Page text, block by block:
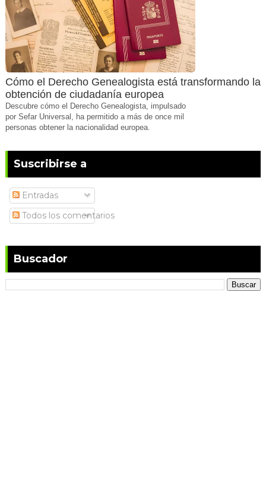
Cómo el Derecho Genealogista está transformando la
obtención de ciudadanía europea
Descubre cómo el Derecho Genealogista, impulsado
por Sefar Universal, ha permitido a más de once mil
personas obtener la nacionalidad europea.
Suscribirse a
Entradas
Todos los comentarios
Buscador